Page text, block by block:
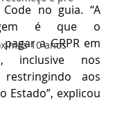
10 anos
no guia. “A
é que o
a GRPR em
inclusive nos
aos
Estado”, explicou